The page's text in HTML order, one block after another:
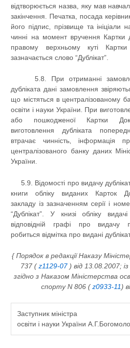
відтворюється назва, яку мав
закінчення. Печатка, посада
його підпис, прізвище та ініціали
чинні на момент вручення Картки
правому верхньому куті Картки
зазначається слово “Дублікат”.
5.8. При отриманні
дубліката дані замовлення
що містяться в централізованому
освіти і науки України. При
або пошкодженої Картки
виготовлення дубліката
втрачає чинність, інформація
централізованого банку даних
України.
5.9. Відомості про видачу
книги обліку виданих Карток
закладу із зазначенням серії і
“Дублікат”. У книзі обліку
відповідній графі про видачу
робиться відмітка про видані
{ Порядок в редакції Наказу
737 (z1129-07) від 13.08.2007;
згідно з Наказом Міністерства
спорту N 806 (z0933-11)
Заступник міністра
освіти і науки України